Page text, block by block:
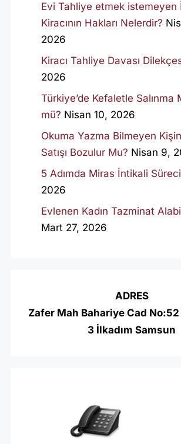
Evi Tahliye etmek istemeyen
Kiracının Hakları Nelerdir?
2026
Kiracı Tahliye Davası
2026
Türkiye’de Kefaletle Salınma
mü? Nisan 10, 2026
Okuma Yazma Bilmeyen
Satışı Bozulur Mu? Nisan 9,
5 Adımda Miras İntikali Süreci
2026
Evlenen Kadın Tazminat
Mart 27, 2026
ADRES
Zafer Mah Bahariye Cad
3 İlkadım Samsun